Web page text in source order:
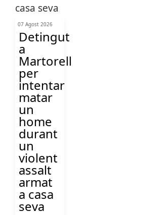
07 Agost 2026
Detingut
a
Martorell
per
intentar
matar
un
home
durant
un
violent
assalt
armat
a casa
seva